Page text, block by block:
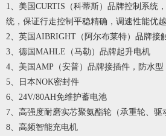
1、美国CURTIS（科蒂斯）品牌控制系统
统，保证行走控制平稳精确，调速性能优越
2、英国AIBRIGHT（阿尔布莱特）品牌接
3、德国MAHLE（马勒）品牌起升电机
4、美国AMP（安普）品牌接插件 ，防水型
5、日本NOK密封件
6、 24V/80AH免维护蓄电池
7、高强度耐磨实芯聚氨酯轮（承重轮、驱
8、 高频智能充电机